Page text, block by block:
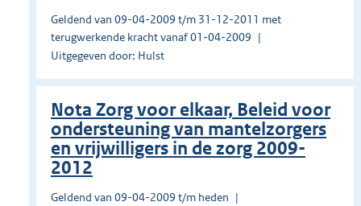
Geldend van 09-04-2009 t/m 31-12-2011 met
terugwerkende kracht vanaf 01-04-2009
Uitgegeven door: Hulst
Nota Zorg voor elkaar, Beleid voor
ondersteuning van mantelzorgers
en vrijwilligers in de zorg 2009-
2012
Geldend van 09-04-2009 t/m heden